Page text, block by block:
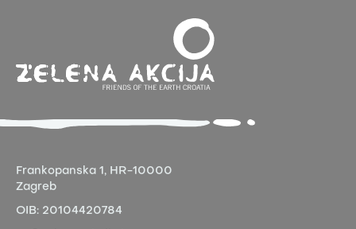
Frankopanska 1, HR-10000
Zagreb
OIB: 20104420784